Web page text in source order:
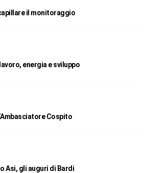
il monitoraggio
energia e sviluppo
Cospito
Asi, gli auguri di Bardi